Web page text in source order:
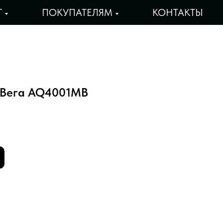
ПОКУПАТЕЛЯМ КОНТАКТЫ
AQ4001MB